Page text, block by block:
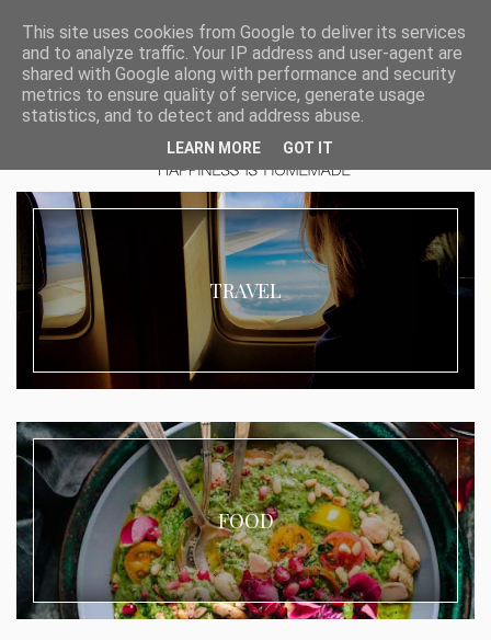
TRAVEL
FOOD
This site uses cookies from Google to deliver its services
and to analyze traffic. Your IP address and user-agent are
shared with Google along with performance and security
metrics to ensure quality of service, generate usage
statistics, and to detect and address abuse.
LEARN MORE GOT IT